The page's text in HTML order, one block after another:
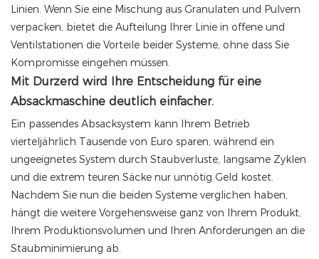
Linien. Wenn Sie eine Mischung aus Granulaten und Pulvern
verpacken, bietet die Aufteilung Ihrer Linie in offene und
Ventilstationen die Vorteile beider Systeme, ohne dass Sie
Kompromisse eingehen müssen.
Mit Durzerd wird Ihre Entscheidung für eine
Absackmaschine deutlich einfacher.
Ein passendes Absacksystem kann Ihrem Betrieb
vierteljährlich Tausende von Euro sparen, während ein
ungeeignetes System durch Staubverluste, langsame Zyklen
und die extrem teuren Säcke nur unnötig Geld kostet.
Nachdem Sie nun die beiden Systeme verglichen haben,
hängt die weitere Vorgehensweise ganz von Ihrem Produkt,
Ihrem Produktionsvolumen und Ihren Anforderungen an die
Staubminimierung ab.